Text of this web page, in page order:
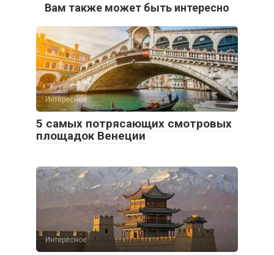
Вам также может быть интересно
Интересное
5 самых потрясающих смотровых
площадок Венеции
Интересное